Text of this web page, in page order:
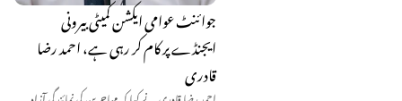
جوائنٹ عوامی ایکشن کمیٹی بیرونی
ایجنڈے پر کام کر رہی ہے، احمد رضا
قادری